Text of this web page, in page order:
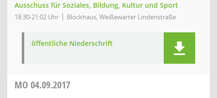
Ausschuss für Soziales, Bildung, Kultur und Sport
18:30-21:02 Uhr Blockhaus, Weißewarter Lindenstraße
öffentliche Niederschrift
MO 04.09.2017